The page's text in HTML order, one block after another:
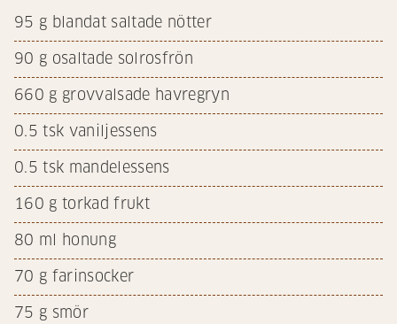
95 g blandat saltade nötter
90 g osaltade solrosfrön
660 g grovvalsade havregryn
0.5 tsk vaniljessens
0.5 tsk mandelessens
160 g torkad frukt
80 ml honung
70 g farinsocker
75 g smör